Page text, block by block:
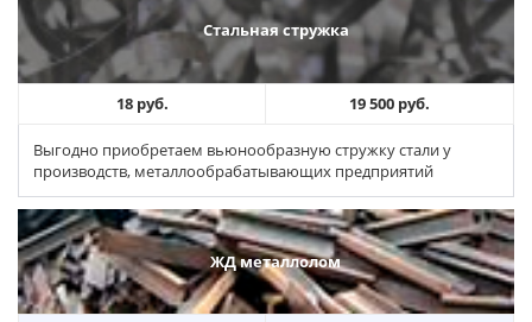
Стальная стружка
18 руб. 19 500 руб.
Выгодно приобретаем вьюнообразную стружку стали у
производств, металлообрабатывающих предприятий
ЖД металлолом